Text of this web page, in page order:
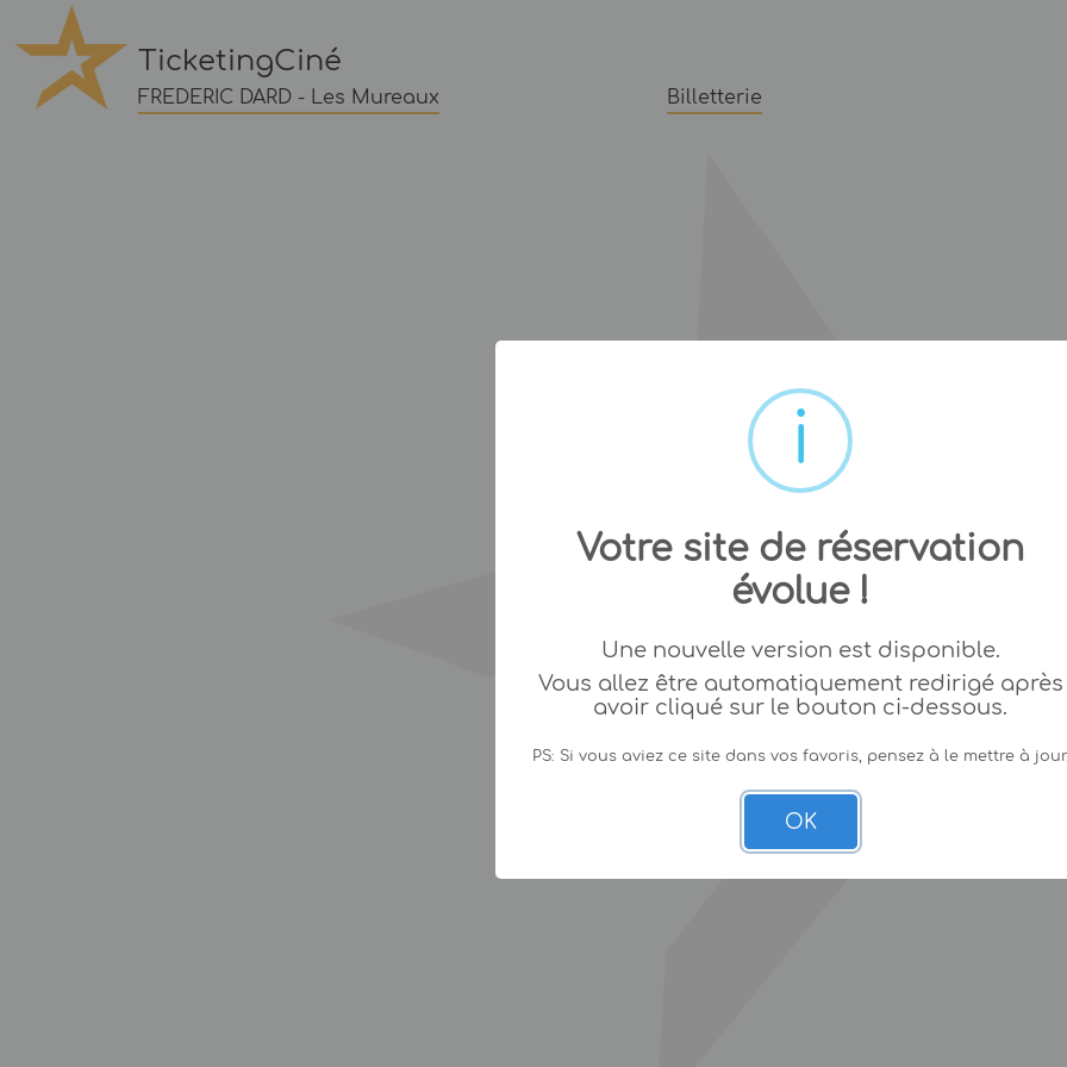
TicketingCiné
FREDERIC DARD - Les Mureaux Billetterie
Votre site de réservation
évolue !
Une nouvelle version est disponible.
Vous allez être automatiquement redirigé après
avoir cliqué sur le bouton ci-dessous.
PS: Si vous aviez ce site dans vos favoris, pensez à le mettre à
OK